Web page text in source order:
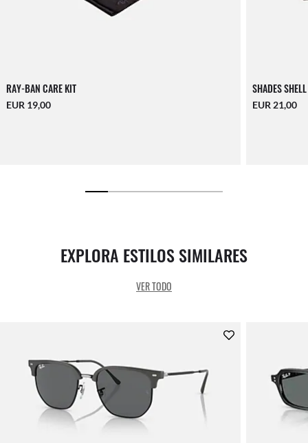
RAY-BAN CARE KIT
EUR 19,00
SHADES
EUR 21,00
EXPLORA ESTILOS SIMILARES
VER TODO